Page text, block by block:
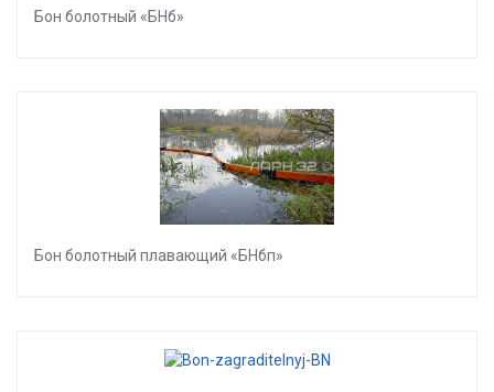
Бон болотный «БНб»
Бон болотный плавающий «БНбп»